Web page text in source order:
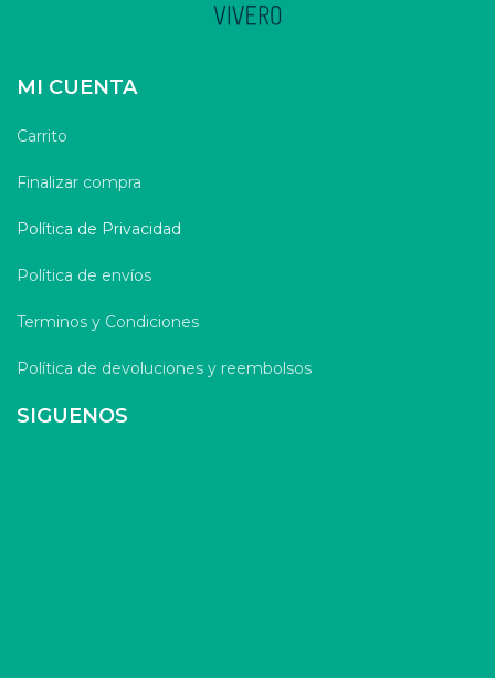
MI CUENTA
Carrito
Finalizar compra
Política de Privacidad
Política de envíos
Terminos y Condiciones
Política de devoluciones y reembolsos
SIGUENOS